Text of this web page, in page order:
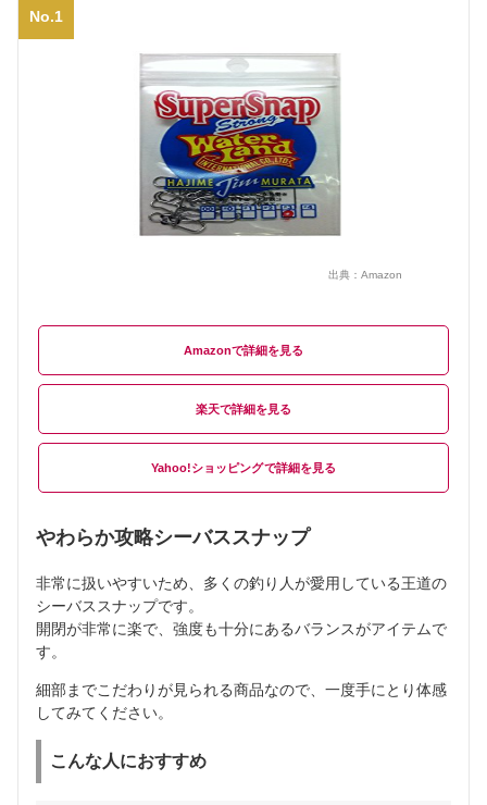
No.1
出典： Amazon
Amazon
楽天
Yahoo!ショッピング
やわらか攻略シーバススナップ
非常に扱いやすいため、多くの釣り人が愛用している王道の
シーバススナップです。
開閉が非常に楽で、強度も十分にあるバランスがアイテムで
す。
細部までこだわりが見られる商品なので、一度手にとり体感
してみてください。
こんな人におすすめ